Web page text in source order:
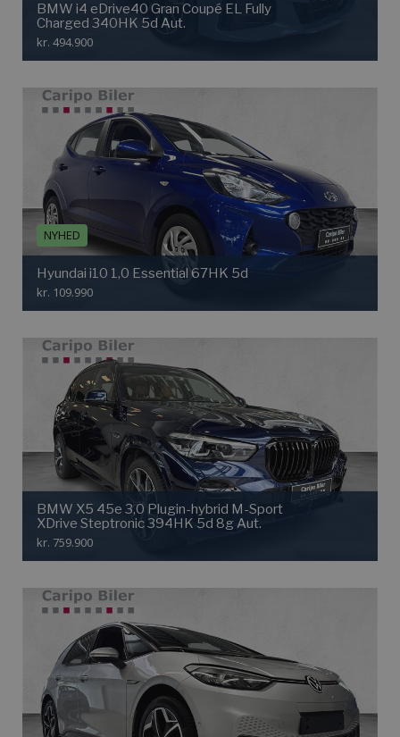
BMW i4 eDrive40 Gran Coupé EL Fully
Charged 340HK 5d Aut.
kr. 494.900
NYHED
Hyundai i10 1,0 Essential 67HK 5d
kr. 109.990
BMW X5 45e 3,0 Plugin-hybrid M-Sport
XDrive Steptronic 394HK 5d 8g Aut.
kr. 759.900